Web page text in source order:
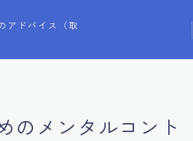
アドバイス（取
のメンタルコント